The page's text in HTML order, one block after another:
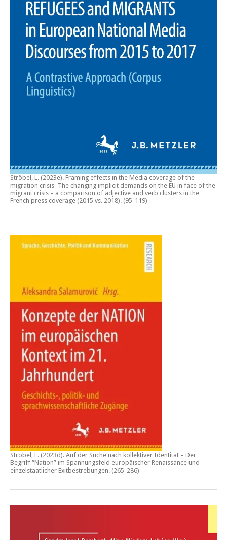
Ströbel, L. (2023e). Framing effects in the Media coverage of the
migration crisis -The changing implicit demands on the EU in face of the
migrant crisis – a comparison of adjective and verb clusters in the
French press coverage (2015 vs. 2018). (95-119)
Ströbel, L. (2023d). Auf der Suche nach kollektiver Identität – Der
Begriff “Nation” im Spannungsfeld europäischer Renaissance und
einzelstaatlicher Exitbestrebungen. (265-286)